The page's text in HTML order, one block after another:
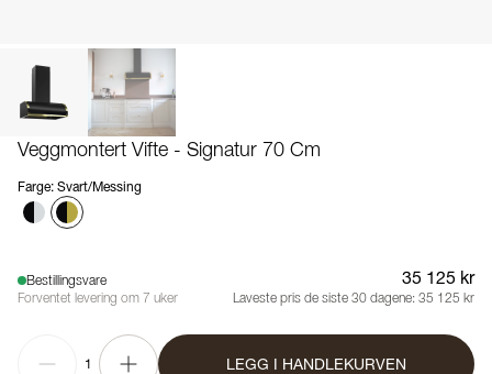
Veggmontert Vifte - Signatur 70 Cm
Farge: Svart/Messing
Bestillingsvare
Forventet levering om 7 uker
35 125 kr
Laveste pris de siste 30 dagene: 35 125 kr
1 LEGG I HANDLEKURVEN